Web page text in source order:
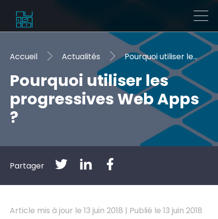
Accueil Actualités Pourquoi utiliser les progressives Web Apps ?
Pourquoi utiliser les
progressives Web Apps
?
Partager
Article mis à jour le 13 juin 2018 | Publié le 13 juin 2018